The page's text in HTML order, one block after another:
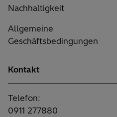
Nachhaltigkeit
Allgemeine
Geschäftsbedingungen
Kontakt
Telefon:
0911 277880